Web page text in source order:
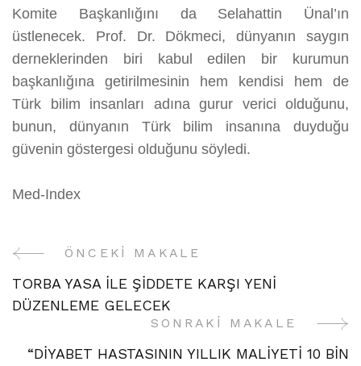
Komite Başkanlığını da Selahattin Ünal’ın
üstlenecek. Prof. Dr. Dökmeci, dünyanın saygın
derneklerinden biri kabul edilen bir kurumun
başkanlığına getirilmesinin hem kendisi hem de
Türk bilim insanları adına gurur verici olduğunu,
bunun, dünyanın Türk bilim insanına duyduğu
güvenin göstergesi olduğunu söyledi.
Med-Index
Yazı
Gezinme
ÖNCEKI MAKALE
TORBA YASA İLE ŞİDDETE KARŞI YENİ
DÜZENLEME GELECEK
SONRAKI MAKALE
“DİYABET HASTASININ YILLIK MALİYETİ 10 BİN